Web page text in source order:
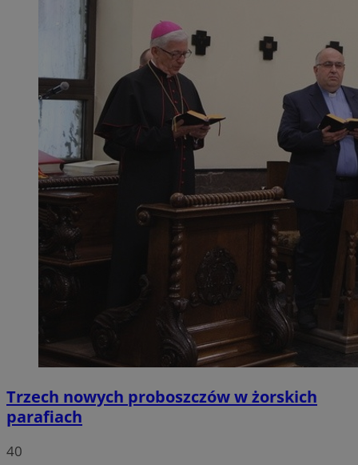
Trzech nowych proboszczów w żorskich
parafiach
40